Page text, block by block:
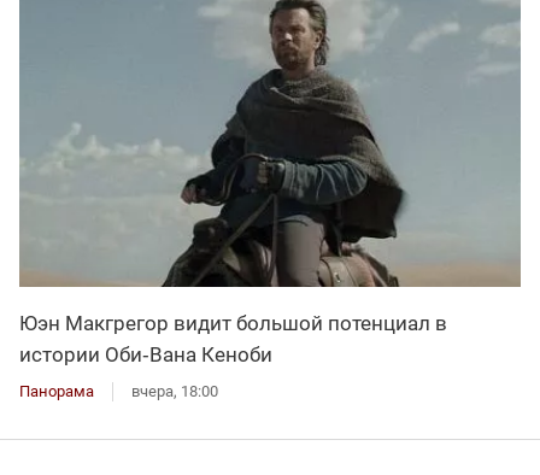
Юэн Макгрегор видит большой потенциал в
истории Оби‑Вана Кеноби
Панорама вчера, 18:00